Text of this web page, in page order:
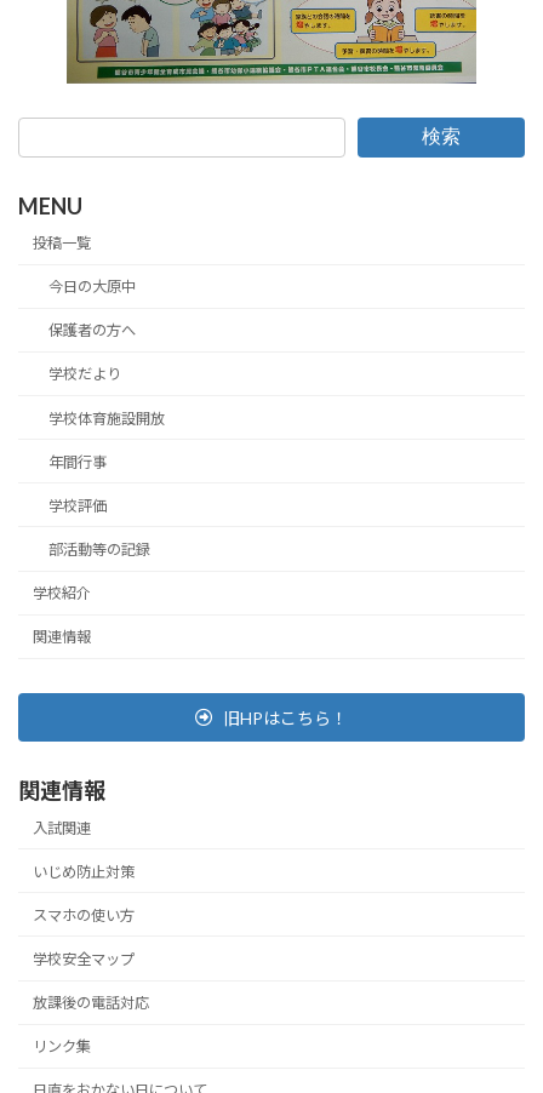
検索
MENU
投稿一覧
今日の大原中
保護者の方へ
学校だより
学校体育施設開放
年間行事
学校評価
部活動等の記録
学校紹介
関連情報
旧HPはこちら！
関連情報
入試関連
いじめ防止対策
スマホの使い方
学校安全マップ
放課後の電話対応
リンク集